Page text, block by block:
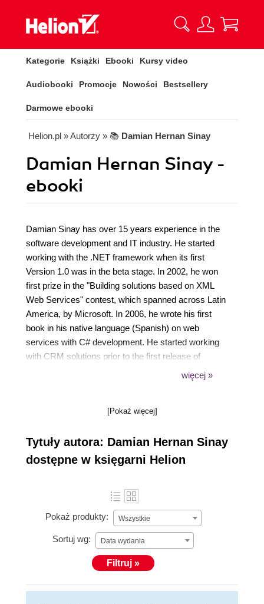
Kategorie Książki Ebooki Kursy video
Audiobooki Promocje Nowości Bestsellery
Darmowe ebooki
Helion.pl » Autorzy » 📚 Damian Hernan Sinay
Damian Hernan Sinay -
ebooki
Damian Sinay has over 15 years experience in the
software development and IT industry. He started
working with the .NET framework when its first
Version 1.0 was in the beta stage. In 2002, he won
first prize in the "Building solutions based on XML
Web Services" contest, which spanned across Latin
America, by Microsoft. In 2006, he wrote his first
book in his native language (Spanish) on web
services with C# development. He started working
with CRM solutions prior to the first release of
Microsoft Dynamics CRM's initial version. Since
SharePoint. He is certified in Versions 3.0, 4.0, and
configuration, and implementation of Dynamics
CRM. He has around 18 Microsoft certifications
(MCP) in SQL, C#, ASP.NET, TFS, Project, CRM,
things, he has co-authored the Dynamics CRM
unleashed books for Versions 4.0 and 2011. He held
the Microsoft Most Valuable Professional (MVP)
award in Dynamics CRM in 2012 and serves as the
CEO of Remoting Coders, a Microsoft Partner
company that is turning 10 years old in 2013,
providing solutions using Microsoft products and
więcej »
[Pokaż więcej]
Tytuły autora: Damian Hernan Sinay
dostępne w księgarni Helion
Pokaż produkty: Wszystkie
Sortuj wg: Data wydania
Filtruj »